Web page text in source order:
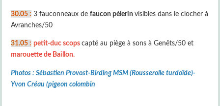
30.05 : 3 fauconneaux defaucon pèlerinvisibles dans le clocher à
Avranches/50
31.05 : petit-duc scopscapté au piège à sons à Genêts/50 et
marouette de Baillon.
Photos : Sébastien Provost-Birding MSM (Rousserolle turdoïde)-
Yvon Créau (pigeon colombin